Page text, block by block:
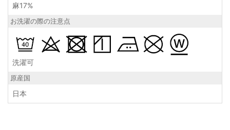
麻17%
お洗濯の際の注意点
洗濯可
原産国
日本